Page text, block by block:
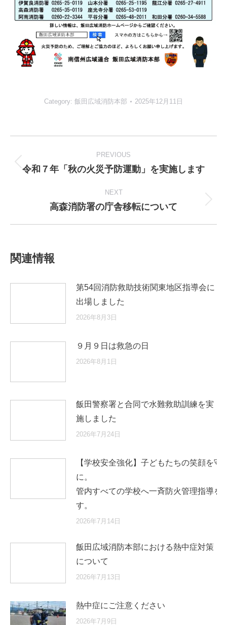
Category: 飯田広域消防本部 2025年12月11日
navigation
PREVIOUS
Previous
令和７年「秋の火災予防運動」を実施します
NEXT
Next
高森消防署の庁舎移転について
関連情報
第54回消防救助技術関東地区指導会に
出場しました
2026年8月3日
９月９日は救急の日
2026年8月1日
飯田警察署と合同で水難救助訓練を実
施しました
2026年7月24日
【学校安全強化】子どもたちの笑顔を守
に
管内すべての学校へ一斉防火管理指導を
す。
2026年7月14日
飯田広域消防本部における熱中症対策
について
2026年7月13日
熱中症にご注意ください
2026年7月9日